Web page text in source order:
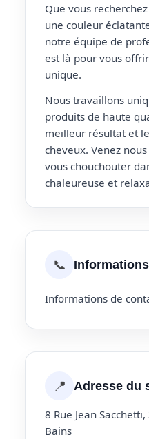
Que vous
une couleur
notre équipe de
est là pour vous
unique.
Nous travaillons
produits de haute
meilleur résultat et
cheveux. Venez
vous chouchouter
chaleureuse et
📞
Informations de
📍 Adresse du
8 Rue Jean
Bains